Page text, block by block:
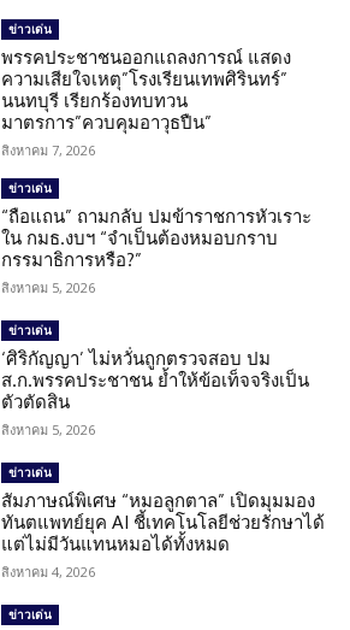
ข่าวเด่น
พรรคประชาชนออกแถลงการณ์ แสดง
ความเสียใจเหตุ”โรงเรียนเทพศิรินทร์”
นนทบุรี เรียกร้องทบทวน
มาตรการ”ควบคุมอาวุธปืน”
สิงหาคม 7, 2026
ข่าวเด่น
“ถือแถน” ถามกลับ ปมข้าราชการหัวเราะ
ใน กมธ.งบฯ “จำเป็นต้องหมอบกราบ
กรรมาธิการหรือ?”
สิงหาคม 5, 2026
ข่าวเด่น
‘ศิริกัญญา’ ไม่หวั่นถูกตรวจสอบ ปม
ส.ก.พรรคประชาชน ย้ำให้ข้อเท็จจริงเป็น
ตัวตัดสิน
สิงหาคม 5, 2026
ข่าวเด่น
สัมภาษณ์พิเศษ “หมอลูกตาล” เปิดมุมมอง
ทันตแพทย์ยุค AI ชี้เทคโนโลยีช่วยรักษาได้
แต่ไม่มีวันแทนหมอได้ทั้งหมด
สิงหาคม 4, 2026
ข่าวเด่น